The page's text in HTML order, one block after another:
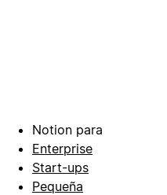
Notion para
Enterprise
Start-ups
Pequeña